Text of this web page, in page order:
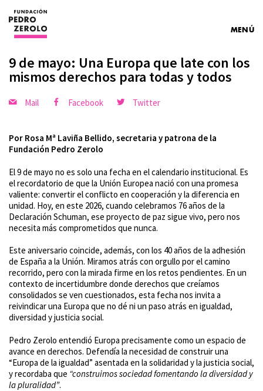
MENÚ
9 de mayo: Una Europa que late con los
mismos derechos para todas y todos
Mail Facebook Twitter
Por Rosa Mª Laviña Bellido, secretaria y patrona de la
Fundación Pedro Zerolo
El 9 de mayo no es solo una fecha en el calendario institucional. Es
el recordatorio de que la Unión Europea nació con una promesa
valiente: convertir el conflicto en cooperación y la diferencia en
unidad. Hoy, en este 2026, cuando celebramos 76 años de la
Declaración Schuman, ese proyecto de paz sigue vivo, pero nos
necesita más comprometidos que nunca.
Este aniversario coincide, además, con los 40 años de la adhesión
de España a la Unión. Miramos atrás con orgullo por el camino
recorrido, pero con la mirada firme en los retos pendientes. En un
contexto de incertidumbre donde derechos que creíamos
consolidados se ven cuestionados, esta fecha nos invita a
reivindicar una Europa que no dé ni un paso atrás en igualdad,
diversidad y justicia social.
Pedro Zerolo entendió Europa precisamente como un espacio de
avance en derechos. Defendía la necesidad de construir una
“Europa de la igualdad” asentada en la solidaridad y la justicia social,
y recordaba que “construimos sociedad fomentando la diversidad y
la pluralidad”.